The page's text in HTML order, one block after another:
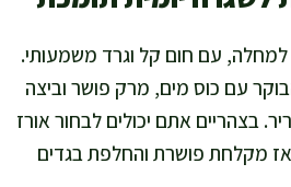
למחלה, עם חום קל וגרד משמעותי.
עם כוס מים, מרק פושר וביצה
בצהריים אתם יכולים לבחור אורז
מקלחת פושרת והחלפת בגדים